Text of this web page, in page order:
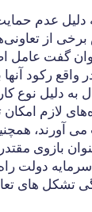
دلیل عدم
از
گفت عامل
واقع رکود
به دلیل نوع
لازم امکان
می آورند،
بازوی
سرمایه دولت
تشکل‌ های